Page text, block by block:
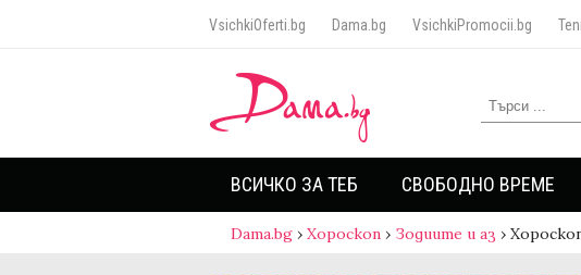
VsichkiOferti.bg Dama.bg VsichkiPromocii.bg
ВСИЧКО ЗА ТЕБ СВОБОДНО ВРЕМЕ
Dama.bg › Хороскоп › Зодиите и аз ›